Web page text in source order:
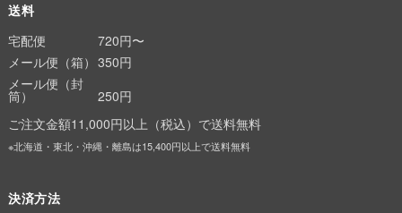
送料
宅配便
720円〜
メール便（箱） 350円
メール便（封
筒）
250円
ご注文金額11,000円以上（税込）で送料無料
※北海道・東北・沖縄・離島は15,400円以上で送料無料
決済方法